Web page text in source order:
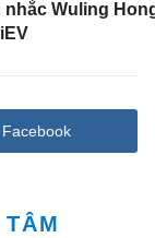
nhắc Wuling
Facebook